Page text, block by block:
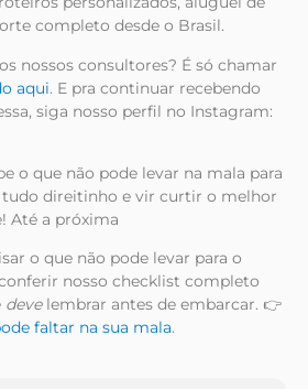
completo desde o Brasil.
nossos consultores? É só chamar
aqui. E pra continuar recebendo
siga nosso perfil no Instagram:
o que não pode levar na mala para
tudo direitinho e vir curtir o melhor
Até a próxima
o que não pode levar para o
nosso checklist completo
develembrar antes de embarcar. 👉
faltar na sua mala.